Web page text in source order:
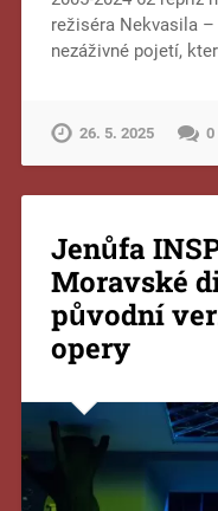
režiséra Nekvasila
nezáživné pojetí,
26. 5. 2025 0
Jenůfa
Moravské
původní
opery